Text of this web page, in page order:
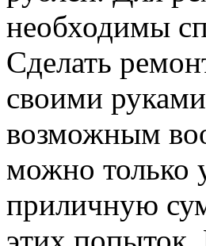
необходимы
Сделать
своими
возможным
можно только
приличную